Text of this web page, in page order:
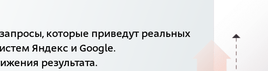
которые приведут реальных
Яндекс и Google.
результата.